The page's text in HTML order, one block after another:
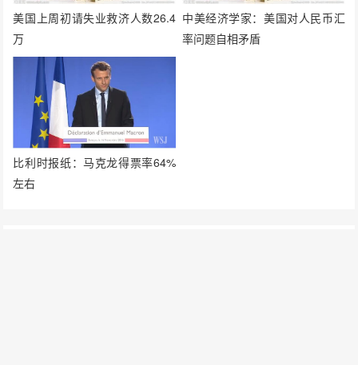
美国上周初请失业救济人数26.4
万
中美经济学家：美国对人民币汇
率问题自相矛盾
比利时报纸：马克龙得票率64%
左右